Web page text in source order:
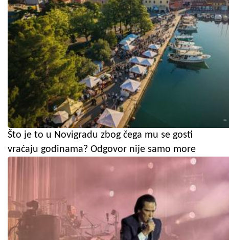
Što je to u Novigradu zbog čega mu se gosti
vraćaju godinama? Odgovor nije samo more